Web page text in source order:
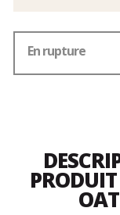
En rupture